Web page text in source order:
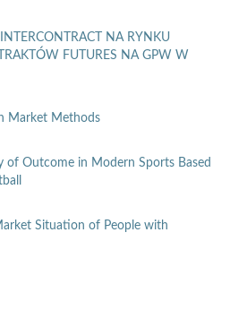
NA RYNKU
FUTURES NA GPW W
Market Methods
of Outcome in Modern Sports Based
Situation of People with